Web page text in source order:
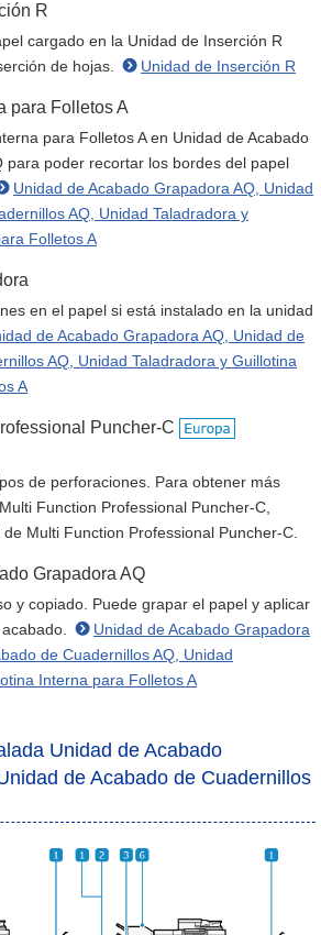
R
cargado en la Unidad de Inserción R
de hojas.
Unidad de Inserción R
para Folletos A
para Folletos A en Unidad de Acabado
para poder recortar los bordes del papel
Unidad de Acabado Grapadora AQ, Unidad
AQ, Unidad Taladradora y
Folletos A
en el papel si está instalado en la unidad
de Acabado Grapadora AQ, Unidad de
AQ, Unidad Taladradora y Guillotina
A
Puncher-C
de perforaciones. Para obtener más
Function Professional Puncher-C,
Multi Function Professional Puncher-C.
Grapadora AQ
y copiado. Puede grapar el papel y aplicar
Unidad de Acabado Grapadora
de Cuadernillos AQ, Unidad
Interna para Folletos A
Unidad de Acabado
de Acabado de Cuadernillos